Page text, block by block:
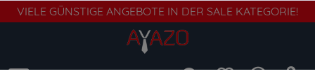
VIELE GÜNSTIGE ANGEBOTE IN DER SALE KATEGORIE!